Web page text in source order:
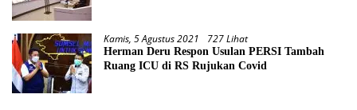
Kamis, 5 Agustus 2021 727 Lihat
Herman Deru Respon Usulan PERSI Tambah
Ruang ICU di RS Rujukan Covid